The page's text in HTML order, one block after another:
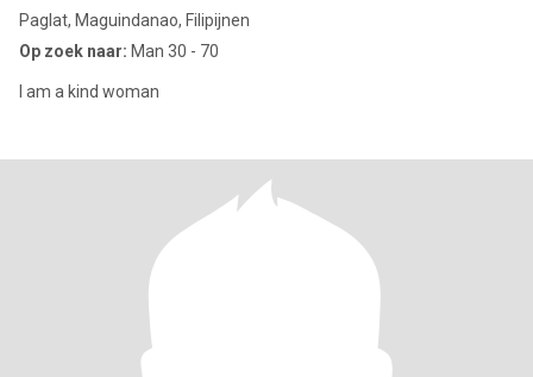
Paglat, Maguindanao, Filipijnen
Op zoek naar: Man 30 - 70
I am a kind woman